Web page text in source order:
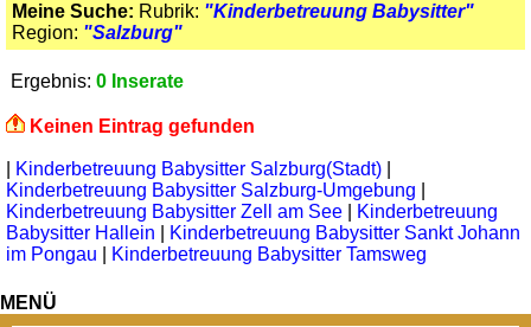
Meine Suche: Rubrik: "Kinderbetreuung Babysitter"
Region: "Salzburg"
Ergebnis: 0 Inserate
Keinen Eintrag gefunden
Kinderbetreuung Babysitter Salzburg(Stadt)
Kinderbetreuung Babysitter Salzburg-Umgebung
Kinderbetreuung Babysitter Zell am See
Kinderbetreuung
Babysitter Hallein
Kinderbetreuung Babysitter Sankt Johann
im Pongau
Kinderbetreuung Babysitter Tamsweg
MENÜ